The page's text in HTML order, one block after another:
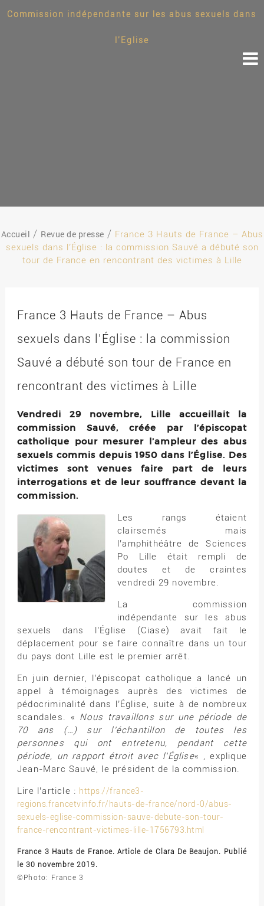
Commission indépendante sur les abus sexuels dans
l'Eglise
Accueil Revue de presse
France 3 Hauts de France – Abus
sexuels dans l’Église : la commission Sauvé a débuté son
tour de France en rencontrant des victimes à Lille
France 3 Hauts de France – Abus
sexuels dans l’Église : la commission
Sauvé a débuté son tour de France en
rencontrant des victimes à Lille
Vendredi 29 novembre, Lille accueillait la
commission Sauvé, créée par l’épiscopat
catholique pour mesurer l’ampleur des abus
sexuels commis depuis 1950 dans l’Église. Des
victimes sont venues faire part de leurs
interrogations et de leur souffrance devant la
commission.
Les rangs étaient
clairsemés mais
l’amphithéâtre de Sciences
Po Lille était rempli de
doutes et de craintes
vendredi 29 novembre.
La commission
indépendante sur les abus
sexuels dans l’Église (Ciase) avait fait le
déplacement pour se faire connaître dans un tour
du pays dont Lille est le premier arrêt.
En juin dernier, l’épiscopat catholique a lancé un
appel à témoignages auprès des victimes de
pédocriminalité dans l’Église, suite à de nombreux
scandales. « Nous travaillons sur une période de
70 ans (…) sur l’échantillon de toutes les
personnes qui ont entretenu, pendant cette
période, un rapport étroit avec l’Église« , explique
Jean-Marc Sauvé, le président de la commission.
Lire l’article : https://france3-
regions.francetvinfo.fr/hauts-de-france/nord-0/abus-
sexuels-eglise-commission-sauve-debute-son-tour-
france-rencontrant-victimes-lille-1756793.html
France 3 Hauts de France. Article de Clara De Beaujon. Publié
le 30 novembre 2019.
©Photo: France 3